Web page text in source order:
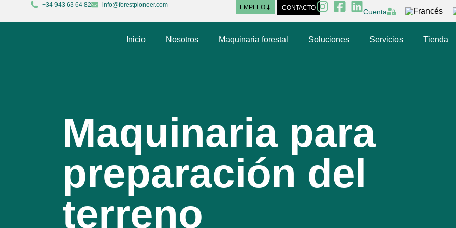
+34 943 63 64 82 info@forestpioneer.com EMPLEO CONTACTO
Cuenta
Inicio Nosotros Maquinaria forestal Soluciones Servicios Tienda
Maquinaria para
preparación del
terreno